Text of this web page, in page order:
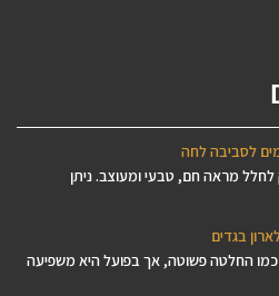
לסביבה לחה
מראה חם, טבעי ומעוצב. ניתן
בגדים
כמו החלטה פשוטה, אך בפועל היא משפיעה